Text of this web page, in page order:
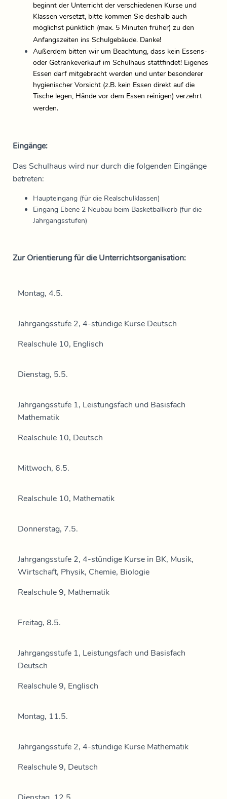
beginnt der Unterricht der verschiedenen Kurse und
Klassen versetzt, bitte kommen Sie deshalb auch
möglichst pünktlich (max. 5 Minuten früher) zu den
Anfangszeiten ins Schulgebäude. Danke!
Außerdem bitten wir um Beachtung, dass kein Essens-
oder Getränkeverkauf im Schulhaus stattfindet! Eigenes
Essen darf mitgebracht werden und unter besonderer
hygienischer Vorsicht (z.B. kein Essen direkt auf die
Tische legen, Hände vor dem Essen reinigen) verzehrt
werden.
Eingänge:
Das Schulhaus wird nur durch die folgenden Eingänge
betreten:
Haupteingang (für die Realschulklassen)
Eingang Ebene 2 Neubau beim Basketballkorb (für die
Jahrgangsstufen)
Zur Orientierung für die Unterrichtsorganisation:
Montag, 4.5.
Jahrgangsstufe 2, 4-stündige Kurse Deutsch
Realschule 10, Englisch
Dienstag, 5.5.
Jahrgangsstufe 1, Leistungsfach und Basisfach
Mathematik
Realschule 10, Deutsch
Mittwoch, 6.5.
Realschule 10, Mathematik
Donnerstag, 7.5.
Jahrgangsstufe 2, 4-stündige Kurse in BK, Musik,
Wirtschaft, Physik, Chemie, Biologie
Realschule 9, Mathematik
Freitag, 8.5.
Jahrgangsstufe 1, Leistungsfach und Basisfach
Deutsch
Realschule 9, Englisch
Montag, 11.5.
Jahrgangsstufe 2, 4-stündige Kurse Mathematik
Realschule 9, Deutsch